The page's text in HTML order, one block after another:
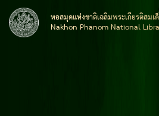
หอสมุดแห่งชาติเฉลิมพระเกียรติสม
Nakhon Phanom National